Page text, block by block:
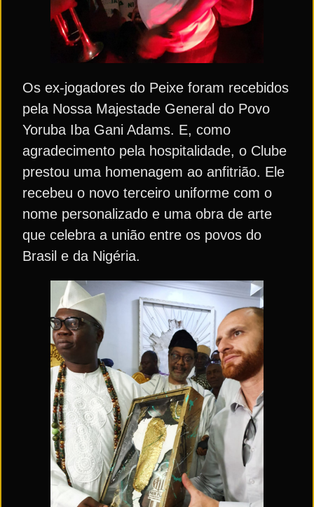
Os ex-jogadores do Peixe foram recebidos
pela Nossa Majestade General do Povo
Yoruba Iba Gani Adams. E, como
agradecimento pela hospitalidade, o Clube
prestou uma homenagem ao anfitrião. Ele
recebeu o novo terceiro uniforme com o
nome personalizado e uma obra de arte
que celebra a união entre os povos do
Brasil e da Nigéria.